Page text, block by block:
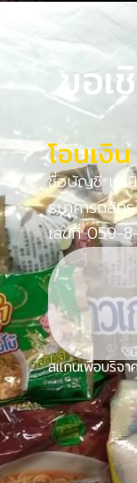
ขอเ
โอนเงิน
ชื่อบัญชี มูลนิ
ธนาคารกสิก
เลขที่ 059-
สแกนเพื่อบริจ